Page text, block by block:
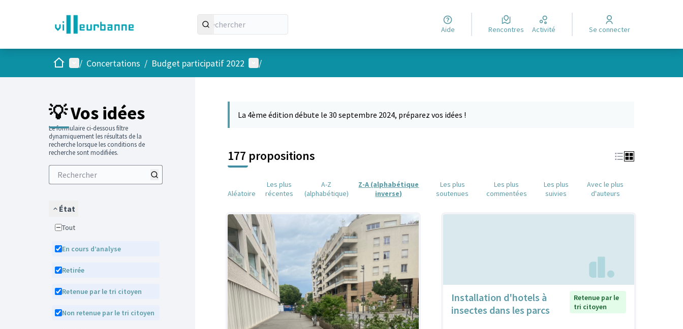
Aide Rencontres Activité Se connecter
AccueilMenu principal
/ Concertations / Budget participatif 2022 Menu utilisateur
/
💡 Vos idées
Le formulaire ci-dessous filtre
dynamiquement les résultats de la
recherche lorsque les conditions de
recherche sont modifiées.
État
Tout
En cours d’analyse
Retirée
Retenue par le tri citoyen
Non retenue par le tri citoyen
La 4ème édition débute le 30 septembre 2024, préparez vos idées !
177 propositions
Aléatoire
Les plus
récentes
A-Z
(alphabétique)
Z-A (alphabétique
inverse)
Les plus
soutenues
Les plus
commentées
Les plus
suivies
Avec le plus
d'auteurs
Installation d'hotels à
insectes dans les parcs
Retenue par le
tri citoyen